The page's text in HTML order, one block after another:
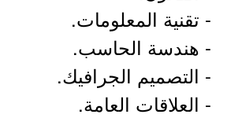
- تقنية المعلومات.
- هندسة الحاسب.
- التصميم الجرافيك.
- العلاقات العامة.